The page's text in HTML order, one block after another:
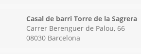
Casal de barri Torre de la Sagrera
Carrer Berenguer de Palou, 66
08030 Barcelona